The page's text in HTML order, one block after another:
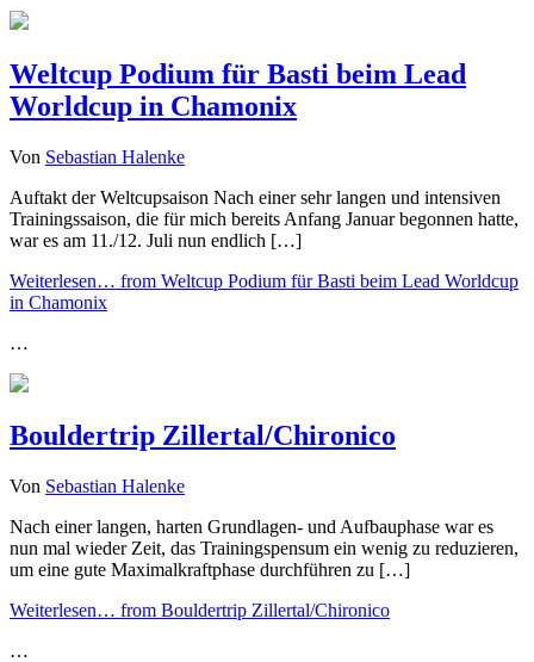
Weltcup Podium für Basti beim Lead
Worldcup in Chamonix
Von Sebastian Halenke
Auftakt der Weltcupsaison Nach einer sehr langen und intensiven
Trainingssaison, die für mich bereits Anfang Januar begonnen hatte,
war es am 11./12. Juli nun endlich […]
Weiterlesen… from Weltcup Podium für Basti beim Lead Worldcup
in Chamonix
…
Bouldertrip Zillertal/Chironico
Von Sebastian Halenke
Nach einer langen, harten Grundlagen- und Aufbauphase war es
nun mal wieder Zeit, das Trainingspensum ein wenig zu reduzieren,
um eine gute Maximalkraftphase durchführen zu […]
Weiterlesen… from Bouldertrip Zillertal/Chironico
…